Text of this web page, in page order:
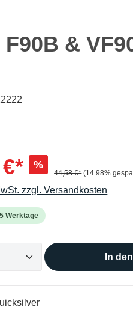
&
%
44,58 €* (14.98%
zzgl. Versandkosten
Werktage
In